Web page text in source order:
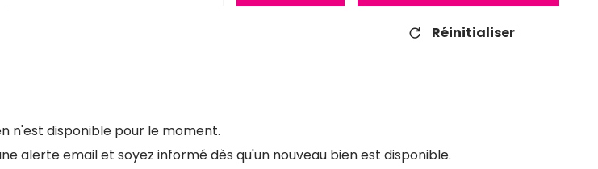
Réinitialiser
n'est disponible pour le moment.
alerte email et soyez informé dès qu'un nouveau bien est disponible.